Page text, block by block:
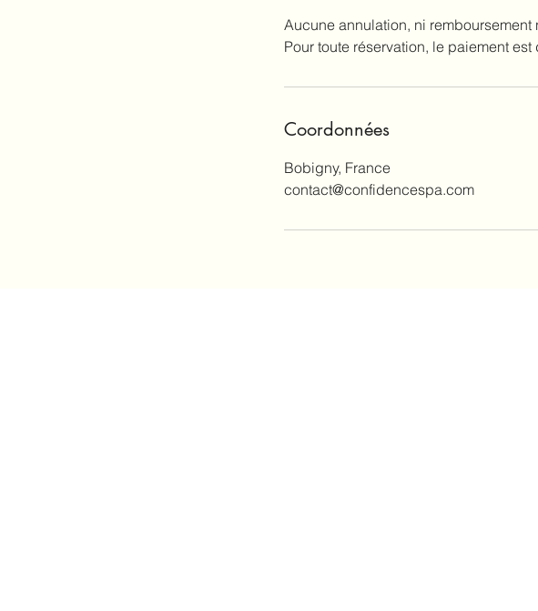
Aucune annulation, ni remboursement
Coordonnées
Bobigny, France
contact@confidencespa.com